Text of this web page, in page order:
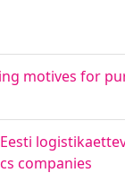
motives for
companies